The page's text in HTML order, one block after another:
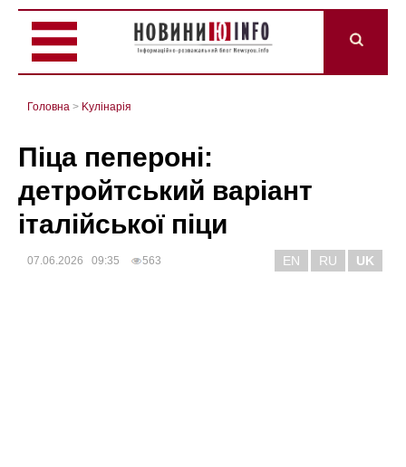
Головна > Kулінарія
Піца пепероні:
детройтський варіант
італійської піци
07.06.2026 09:35 563 EN RU UK